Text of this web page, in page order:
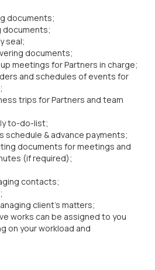
documents;
documents;
seal;
documents;
meetings for Partners in charge;
and schedules of events for
trips for Partners and team
to-do-list;
schedule & advance payments;
documents for meetings and
(if required);
contacts;
client’s matters;
works can be assigned to you
on your workload and